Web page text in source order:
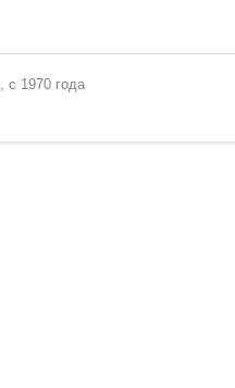
с 1970 года